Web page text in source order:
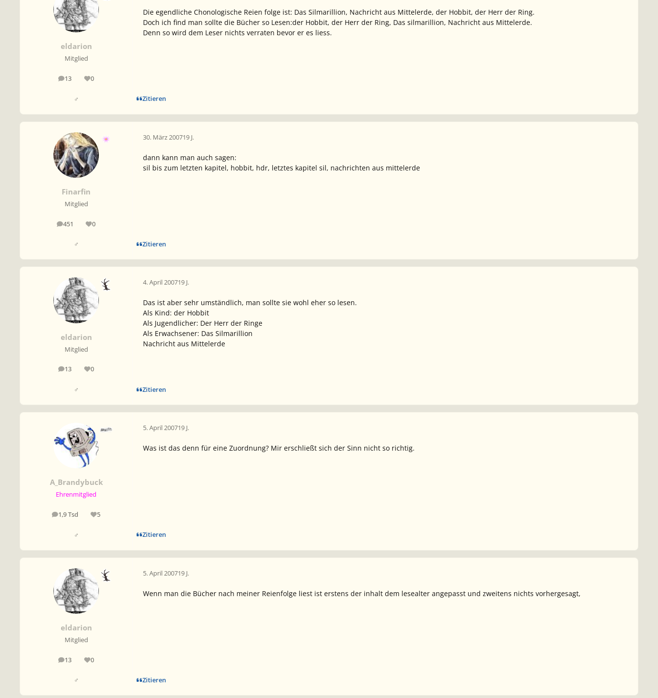
eldarion
Mitglied
13
Beiträge 0
Reputation
♂
Die egendliche Chonologische Reien folge ist: Das Silmarillion, Nachricht aus Mittelerde, der Hobbit, der Herr der Ring.
Doch ich find man sollte die Bücher so Lesen:der Hobbit, der Herr der Ring, Das silmarillion, Nachricht aus Mittelerde.
Denn so wird dem Leser nichts verraten bevor er es liess.
Zitieren
Finarfin
Mitglied
451
Beiträge 0
Reputation
♂
30. März 200719 J.
dann kann man auch sagen:
sil bis zum letzten kapitel, hobbit, hdr, letztes kapitel sil, nachrichten aus mittelerde
Zitieren
eldarion
Mitglied
13
Beiträge 0
Reputation
♂
4. April 200719 J.
Das ist aber sehr umständlich, man sollte sie wohl eher so lesen.
Als Kind: der Hobbit
Als Jugendlicher: Der Herr der Ringe
Als Erwachsener: Das Silmarillion
Nachricht aus Mittelerde
Zitieren
A_Brandybuck
Ehrenmitglied
1,9 Tsd
Beiträge 5
Reputation
♂
5. April 200719 J.
Was ist das denn für eine Zuordnung? Mir erschließt sich der Sinn nicht so richtig.
Zitieren
eldarion
Mitglied
13
Beiträge 0
Reputation
♂
5. April 200719 J.
Wenn man die Bücher nach meiner Reienfolge liest ist erstens der inhalt dem lesealter angepasst und zweitens nichts vorhergesagt,
Zitieren